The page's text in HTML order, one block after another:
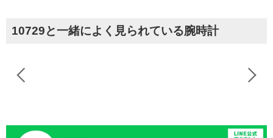
10729と一緒によく見られている腕時計